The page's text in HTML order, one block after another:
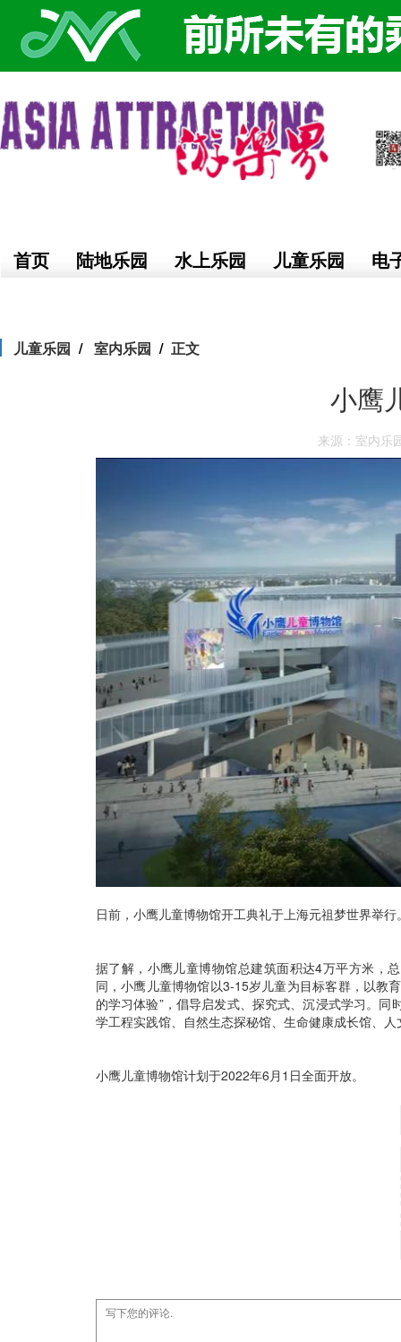
首页 陆地乐园 水上乐园 儿童乐园 电
儿童乐园 室内乐园 正文
小鹰
来源：室内乐
日前，小鹰儿童博物馆开工典礼于上海元祖梦世界举行
据了解，小鹰儿童博物馆总建筑面积达4万平方米，
同，小鹰儿童博物馆以3-15岁儿童为目标客群，以教
的学习体验”，倡导启发式、探究式、沉浸式学习。
学工程实践馆、自然生态探秘馆、生命健康成长馆、
小鹰儿童博物馆计划于2022年6月1日全面开放。